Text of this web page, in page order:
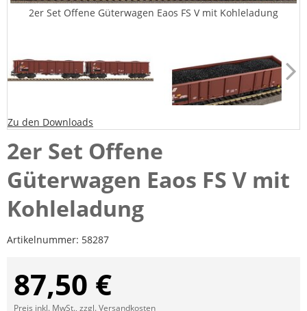
2er Set Offene Güterwagen Eaos FS V mit Kohleladung
Zu den Downloads
2er Set Offene
Güterwagen Eaos FS V mit
Kohleladung
Artikelnummer: 58287
87,50 €
Preis inkl. MwSt., zzgl.Versandkosten